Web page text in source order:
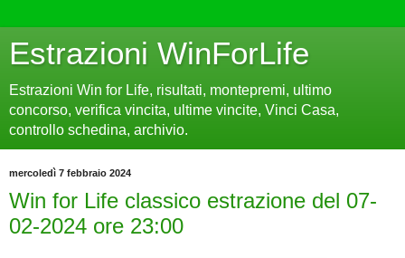
Estrazioni WinForLife
Estrazioni Win for Life, risultati, montepremi, ultimo
concorso, verifica vincita, ultime vincite, Vinci Casa,
controllo schedina, archivio.
mercoledì 7 febbraio 2024
Win for Life classico estrazione del 07-
02-2024 ore 23:00